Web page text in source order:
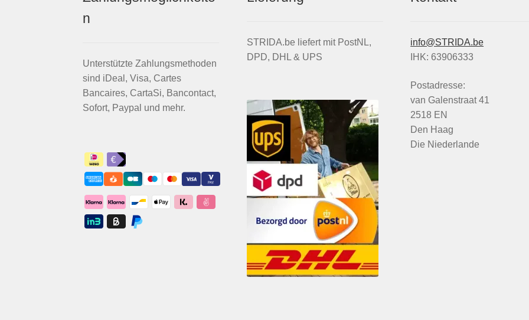
n
Unterstützte Zahlungsmethoden
sind iDeal, Visa, Cartes
Bancaires, CartaSi, Bancontact,
Sofort, Paypal und mehr.
STRIDA.be liefert mit PostNL,
DPD, DHL & UPS
info@STRIDA.be
IHK: 63906333
Postadresse:
van Galenstraat 41
2518 EN
Den Haag
Die Niederlande